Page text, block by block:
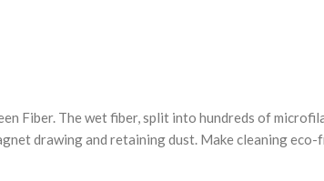
Fiber. The wet fiber, split into hundreds of
drawing and retaining dust. Make cleaning